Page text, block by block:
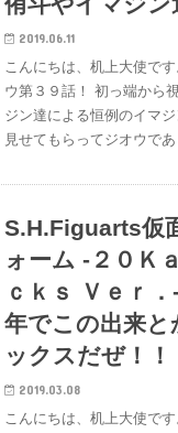
2019.06.11
こんにちは、机上大使で
ウ第３９話！ 初っ端から
ジン達による恒例のイマ
見せてもらってジオウであ
S.H.Figuarts仮
ォーム ‐２０Ｋ
ｃｋｓ Ｖｅｒ
年でこの出来
ックスだぜ！！
2019.03.08
こんにちは、机上大使で